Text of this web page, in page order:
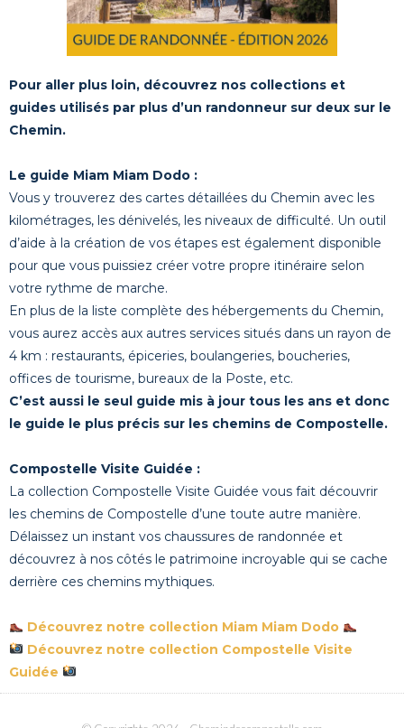
Pour aller plus loin, découvrez nos collections et
guides utilisés par plus d’un randonneur sur deux sur le
Chemin.
Le guide Miam Miam Dodo :
Vous y trouverez des cartes détaillées du Chemin avec les
kilométrages, les dénivelés, les niveaux de difficulté. Un outil
d’aide à la création de vos étapes est également disponible
pour que vous puissiez créer votre propre itinéraire selon
votre rythme de marche.
En plus de la liste complète des hébergements du Chemin,
vous aurez accès aux autres services situés dans un rayon de
4 km : restaurants, épiceries, boulangeries, boucheries,
offices de tourisme, bureaux de la Poste, etc.
C’est aussi le seul guide mis à jour tous les ans et donc
le guide le plus précis sur les chemins de Compostelle.
Compostelle Visite Guidée :
La collection Compostelle Visite Guidée vous fait découvrir
les chemins de Compostelle d’une toute autre manière.
Délaissez un instant vos chaussures de randonnée et
découvrez à nos côtés le patrimoine incroyable qui se cache
derrière ces chemins mythiques.
Découvrez notre collection Miam Miam Dodo
Découvrez notre collection Compostelle Visite
Guidée